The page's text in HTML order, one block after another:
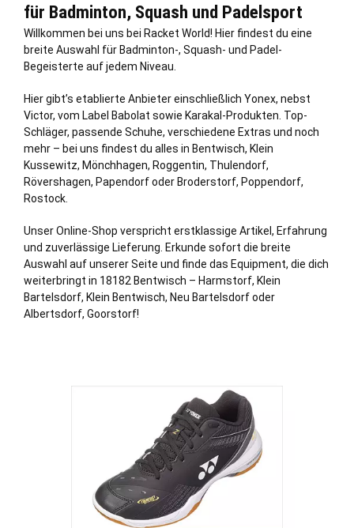
für Badminton, Squash und Padelsport
Willkommen bei uns bei Racket World! Hier findest du eine
breite Auswahl für Badminton-, Squash- und Padel-
Begeisterte auf jedem Niveau.
Hier gibt’s etablierte Anbieter einschließlich Yonex, nebst
Victor, vom Label Babolat sowie Karakal-Produkten. Top-
Schläger, passende Schuhe, verschiedene Extras und noch
mehr – bei uns findest du alles in Bentwisch, Klein
Kussewitz, Mönchhagen, Roggentin, Thulendorf,
Rövershagen, Papendorfoder Broderstorf, Poppendorf,
Rostock
Unser Online-Shop verspricht erstklassige Artikel, Erfahrung
und zuverlässige Lieferung. Erkunde sofort die breite
Auswahl auf unserer Seite und finde das Equipment, die dich
weiterbringt in 18182 Bentwisch – Harmstorf, Klein
Bartelsdorf, Klein Bentwisch, Neu Bartelsdorf oder
Albertsdorf, Goorstorf!